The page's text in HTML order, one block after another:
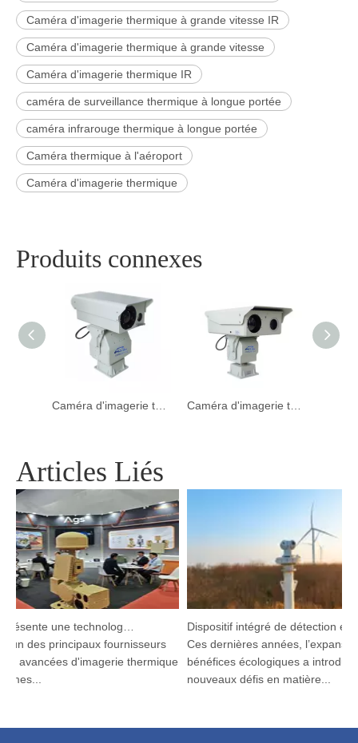
Caméra d'imagerie thermique à grande vitesse IR
Caméra d'imagerie thermique à grande vitesse
Caméra d'imagerie thermique IR
caméra de surveillance thermique à longue portée
caméra infrarouge thermique à longue portée
Caméra thermique à l'aéroport
Caméra d'imagerie thermique
Produits connexes
Articles Liés
Argustec présente une technologie C-UAS et thermique de pointe à KL
des principaux fournisseurs
avancées d'imagerie thermique
Dispositif intégré de détection et de suivi HP-PRS : une vision panoramique pour la protection aviaire
Ces dernières années, l’expansion
bénéfices écologiques a introduit de
nouveaux défis en matière...